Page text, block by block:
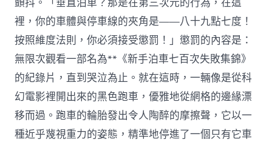
裡，你的車體與停車線的夾角是——八十九點七度！
按照維度法則，你必須接受懲罰！」懲罰的內容是：
無限次觀看一部名為**《新手泊車七百次失敗集錦》
的紀錄片，直到哭泣為止。就在這時，一輛像是從科
幻電影裡開出來的黑色跑車，優雅地從網格的邊緣漂
移而過。跑車的輪胎發出令人陶醉的摩擦聲，它以一
種近乎蔑視重力的姿態，精準地停進了一個只有它車